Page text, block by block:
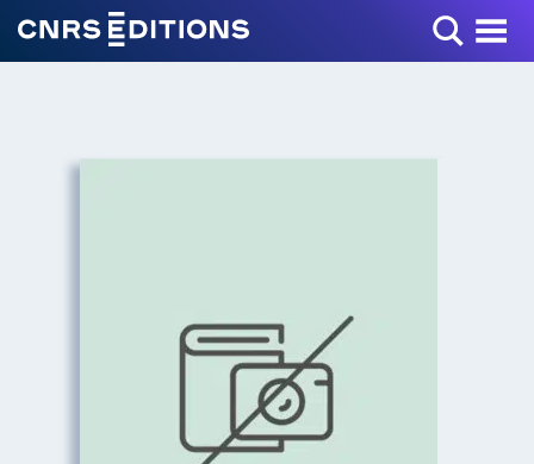
Toggle Menu